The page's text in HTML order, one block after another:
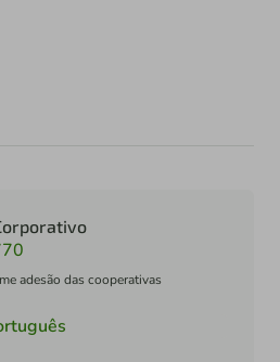
adesão das cooperativas